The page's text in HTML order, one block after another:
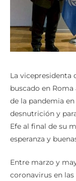
La vicepresidenta
buscado en
de la pandemia
desnutrición y
Efe al final de su
esperanza y
Entre marzo y
coronavirus en